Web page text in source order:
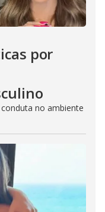
por
no ambiente